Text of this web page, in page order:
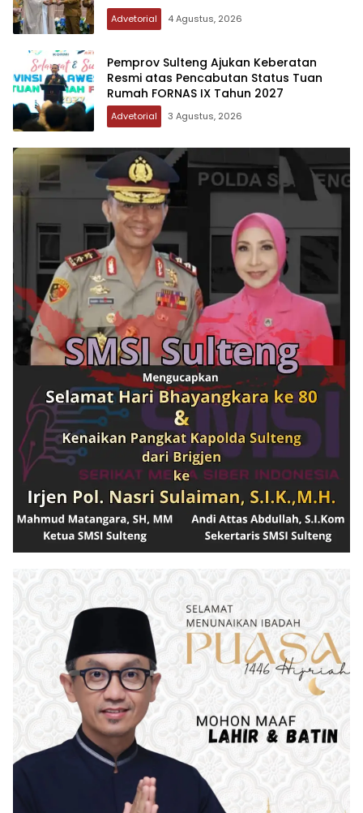
Advetorial 4 Agustus, 2026
Pemprov Sulteng Ajukan Keberatan
Resmi atas Pencabutan Status Tuan
Rumah FORNAS IX Tahun 2027
Advetorial 3 Agustus, 2026